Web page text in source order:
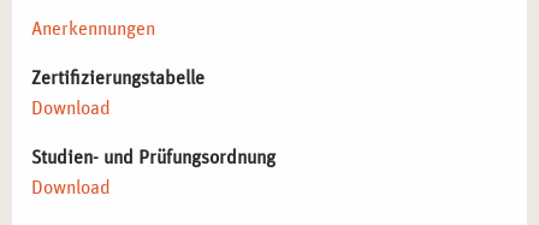
Anerkennungen
Zertifizierungstabelle
Download
Studien- und Prüfungsordnung
Download